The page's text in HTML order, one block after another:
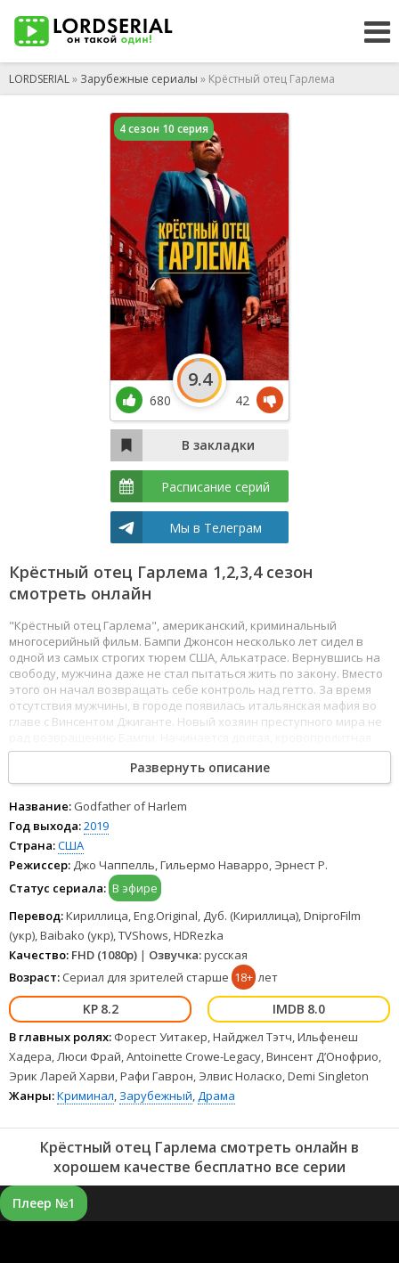
LORDSERIAL» Зарубежные сериалы » Крёстный отец Гарлема
Крёстный отец Гарлема 1,2,3,4 сезон
смотреть онлайн
"Крёстный отец Гарлема", американский, криминальный
многосерийный фильм. Бампи Джонсон несколько лет сидел в
одной из самых строгих тюрем США, Алькатрасе. Вернувшись на
свободу, мужчина даже не стал пытаться жить по закону. Вместо
этого он начал возвращать себе контроль над гетто. За время
отсутствия мужчины, в городе появилась итальянская мафия во
главе с Винсентом Джиганте. Новый хозяин преступного мира не
война. Герой не намерен сдаваться и идти на попятную.
Смотреть Крёстный отец Гарлема все серии сериала подряд
онлайн бесплатно в хорошем качестве онлайн FullHD 1080p
полностью на русском языке и на любых устройствах LordFilm.
Развернуть описание
Название: Godfather of Harlem
Год выхода:2019
Страна:США
Режиссер: Джо Чаппелль, Гильермо Наварро, Эрнест Р.
Статус сериала: В эфире
Перевод:Кириллица, Eng.Original, Дуб. (Кириллица), DniproFilm
(укр), Baibako (укр), TVShows, HDRezka
Качество: FHD (1080p) | Озвучка:русская
Возраст: Сериал для зрителей старше 18+ лет
8.2 8.0
В главных ролях: Форест Уитакер, Найджел Тэтч, Ильфенеш
Хадера, Люси Фрай, Antoinette Crowe-Legacy, Винсент Д’Онофрио,
Эрик Ларей Харви, Рафи Гаврон, Элвис Ноласко, Demi Singleton
Жанры:Криминал, Зарубежный,Драма
4 сезон 10 серия
680
9.4
42
Расписание серий
Мы в Телеграм
Крёстный отец Гарлема смотреть онлайн в
хорошем качестве бесплатно все серии
Плеер №1